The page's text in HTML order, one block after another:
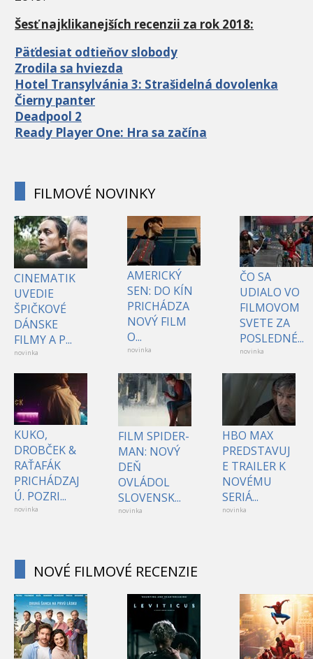
Šesť najklikanejších recenzii za rok 2018:
Päťdesiat odtieňov slobody
Zrodila sa hviezda
Hotel Transylvánia 3: Strašidelná dovolenka
Čierny panter
Deadpool 2
Ready Player One: Hra sa začína
FILMOVÉ NOVINKY
CINEMATIK
UVEDIE
ŠPIČKOVÉ
DÁNSKE
FILMY A P...
novinka
AMERICKÝ
SEN: DO KÍN
PRICHÁDZA
NOVÝ FILM
O...
novinka
ČO SA
UDIALO VO
FILMOVOM
SVETE ZA
POSLEDNÉ...
novinka
KUKO,
DROBČEK &
RAŤAFÁK
PRICHÁDZAJ
Ú. POZRI...
novinka
FILM SPIDER-
MAN: NOVÝ
DEŇ
OVLÁDOL
SLOVENSK...
novinka
HBO MAX
PREDSTAVUJ
E TRAILER K
NOVÉMU
SERIÁ...
novinka
NOVÉ FILMOVÉ RECENZIE